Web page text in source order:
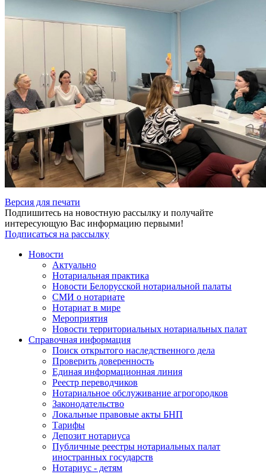
Версия для печати
Подпишитесь на новостную рассылку и получайте
интересующую Вас информацию первыми!
Подписаться на рассылку
Новости
Актуально
Нотариальная практика
Новости Белорусской нотариальной палаты
СМИ о нотариате
Нотариат в мире
Мероприятия
Новости территориальных нотариальных палат
Справочная информация
Поиск открытого наследственного дела
Проверить доверенность
Единая информационная линия
Реестр переводчиков
Нотариальное обслуживание агрогородков
Законодательство
Локальные правовые акты БНП
Тарифы
Депозит нотариуса
Публичные реестры нотариальных палат
иностранных государств
Нотариус - детям